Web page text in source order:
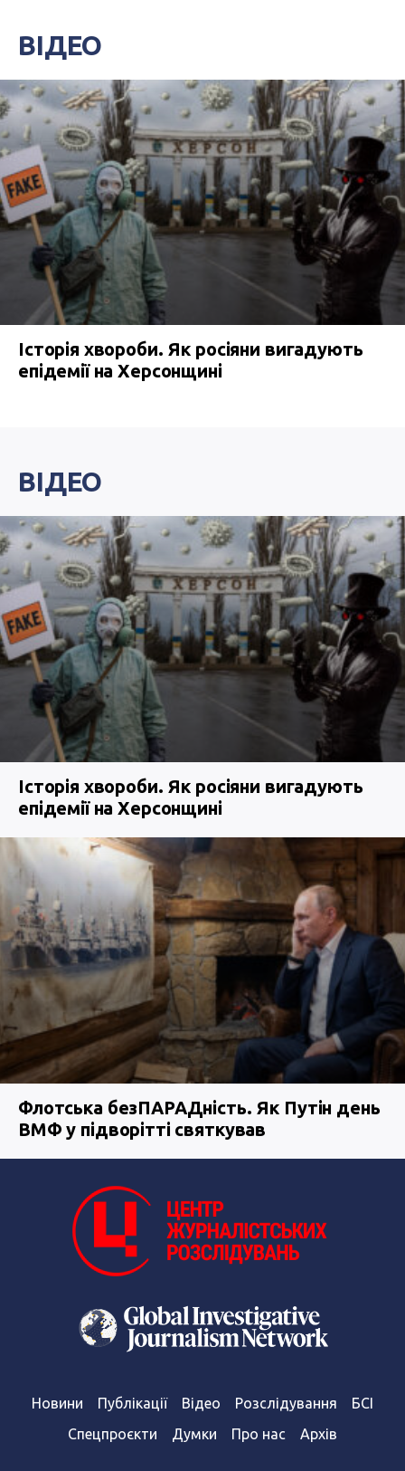
ВІДЕО
Історія хвороби. Як росіяни вигадують
епідемії на Херсонщині
ВІДЕО
Історія хвороби. Як росіяни вигадують
епідемії на Херсонщині
Флотська безПАРАДність. Як Путін день
ВМФ у підворітті святкував
Новини Публікації Відео Розслідування
БСІ
Спецпроєкти
Думки Про нас Архів